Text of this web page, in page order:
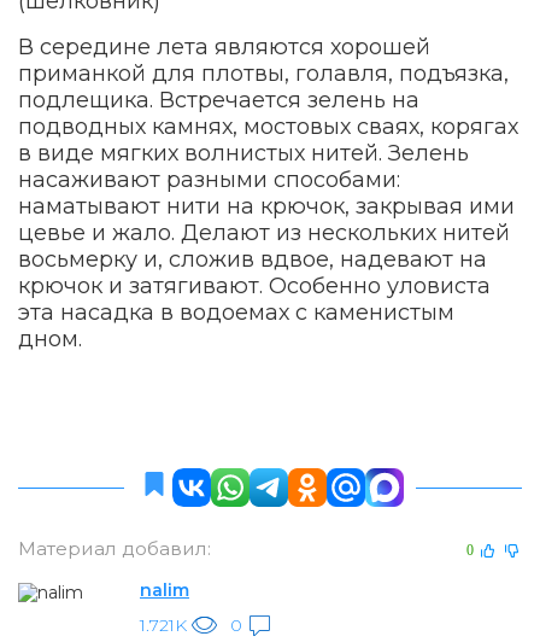
В середине лета являются хорошей
приманкой для плотвы, голавля, подъязка,
подлещика. Встречается зелень на
подводных камнях, мостовых сваях, корягах
в виде мягких волнистых нитей. Зелень
насаживают разными способами:
наматывают нити на крючок, закрывая ими
цевье и жало. Делают из нескольких нитей
восьмерку и, сложив вдвое, надевают на
крючок и затягивают. Особенно уловиста
эта насадка в водоемах с каменистым
дном.
Материал добавил: 0
nalim
1.721K
0